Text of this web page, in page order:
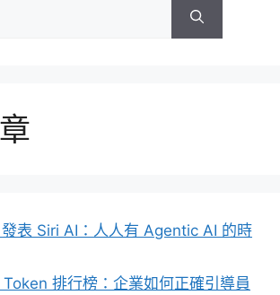
表 Siri AI：人人有 Agentic AI 的時
排行榜：企業如何正確引導員